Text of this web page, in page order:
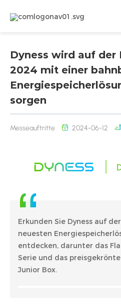
Dyness wird auf der
2024 mit einer
sorgen
Messeauftritte 2024-06-12
Erkunden Sie Dyness auf
neuesten
entdecken, darunter das
Serie und das preisgekrönte
Junior Box.